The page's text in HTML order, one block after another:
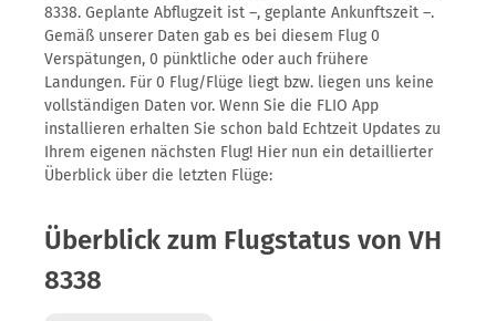
8338. Geplante Abflugzeit ist –, geplante Ankunftszeit –.
Gemäß unserer Daten gab es bei diesem Flug 0
Verspätungen, 0 pünktliche oder auch frühere
Landungen. Für 0 Flug/Flüge liegt bzw. liegen uns keine
vollständigen Daten vor. Wenn Sie die FLIO App
installieren erhalten Sie schon bald Echtzeit Updates zu
Ihrem eigenen nächsten Flug! Hier nun ein detaillierter
Überblick über die letzten Flüge:
Überblick zum Flugstatus von VH
8338